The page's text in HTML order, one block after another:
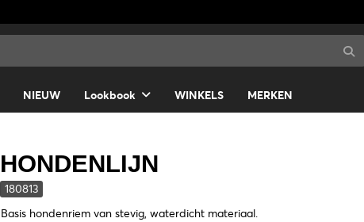
NIEUW Lookbook WINKELS MERKEN
HONDENLIJN
180813
Basis hondenriem van stevig, waterdicht materiaal.